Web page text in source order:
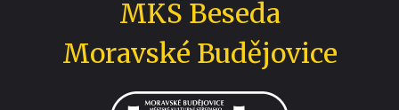
MKS Beseda
Moravské Budějovice